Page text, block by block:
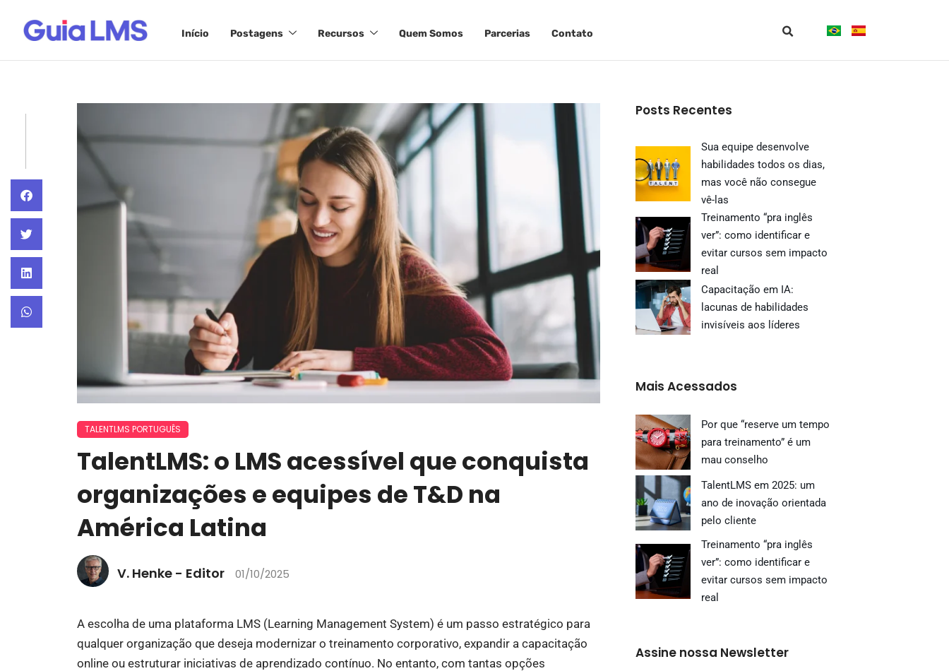
Início Postagens Recursos Quem Somos Parcerias Contato
TALENTLMS PORTUGUÊS
TalentLMS: o LMS acessível que conquista
organizações e equipes de T&D na
América Latina
V. Henke - Editor 01/10/2025
A escolha de uma plataforma LMS (Learning Management System) é um passo estratégico para
qualquer organização que deseja modernizar o treinamento corporativo, expandir a capacitação
online ou estruturar iniciativas de aprendizado contínuo. No entanto, com tantas opções
Posts Recentes
Sua equipe desenvolve
habilidades todos os dias,
mas você não consegue
vê-las
Treinamento “pra inglês
ver”: como identificar e
evitar cursos sem impacto
real
Capacitação em IA:
lacunas de habilidades
invisíveis aos líderes
Mais Acessados
Por que “reserve um tempo
para treinamento” é um
mau conselho
TalentLMS em 2025: um
ano de inovação orientada
pelo cliente
Treinamento “pra inglês
ver”: como identificar e
evitar cursos sem impacto
real
Assine nossa Newsletter